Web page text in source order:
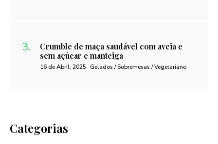
Crumble de maça saudável com aveia e
sem açúcar e manteiga
16 de Abril, 2025 Gelados / Sobremesas / Vegetariano
Categorias